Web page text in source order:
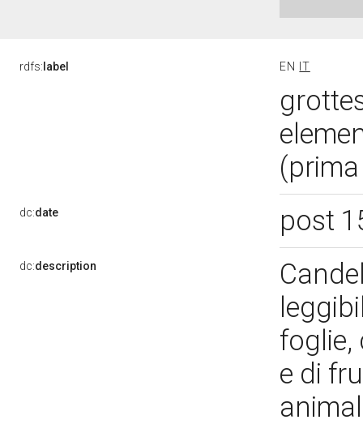
rdfs: label EN IT
dc:date post
dc:description
foglie,
e di